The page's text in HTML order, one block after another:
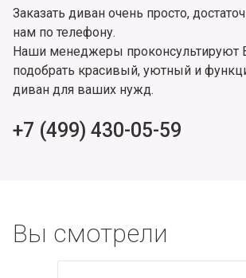
Заказать диван очень просто,
нам по телефону.
Наши менеджеры проконсультируют
подобрать красивый, уютный и
диван для ваших нужд.
+7 (499) 430-05-59
Вы смотрели